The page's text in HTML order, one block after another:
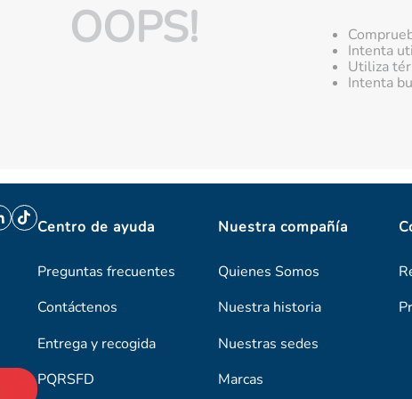
OOPS!
Intenta
Utiliza
Intenta
Centro de ayuda
Preguntas frecuentes
Contáctenos
Entrega y recogida
PQRSFD
Nuestra compañía
Quienes Somos
Nuestra historia
Nuestras sedes
Marcas